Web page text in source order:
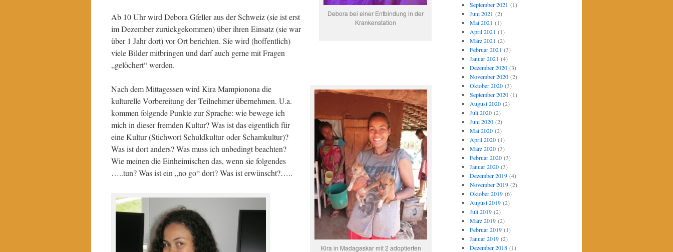
Debora bei einer Entbindung in der
Krankenstation
Ab 10 Uhr wird Debora Gfeller aus der Schweiz (sie ist erst
im Dezember zurückgekommen) über ihren Einsatz (sie war
über 1 Jahr dort) vor Ort berichten. Sie wird (hoffentlich)
viele Bilder mitbringen und darf auch gerne mit Fragen
„gelöchert“ werden.
Kira in Madagaskar mit 2 adoptierten
Nach dem Mittagessen wird Kira Mampionona die
kulturelle Vorbereitung der Teilnehmer übernehmen. U.a.
kommen folgende Punkte zur Sprache: wie bewege ich
mich in dieser fremden Kultur? Was ist das eigentlich für
eine Kultur (Stichwort Schuldkultur oder Schamkultur)?
Was ist dort anders? Was muss ich unbedingt beachten?
Wie meinen die Einheimischen das, wenn sie folgendes
…..tun? Was ist ein „no go“ dort? Was ist erwünscht?…..
September 2021 (1)
Juni 2021 (2)
Mai 2021 (1)
April 2021 (1)
März 2021 (2)
Februar 2021 (3)
Januar 2021 (4)
Dezember 2020(3)
November 2020(2)
Oktober 2020(3)
September 2020(1)
August 2020(2)
Juli 2020(2)
Juni 2020(2)
Mai 2020(2)
April 2020(1)
März 2020(3)
Februar 2020(3)
Januar 2020(3)
Dezember 2019(4)
November 2019(2)
Oktober 2019(6)
August 2019(2)
Juli 2019(2)
März 2019(2)
Februar 2019(1)
Januar 2019(2)
Dezember 2018(1)